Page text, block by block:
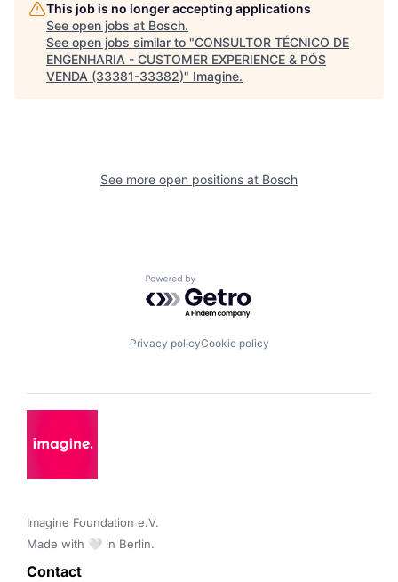
This job is no longer accepting applications
See open jobs at Bosch.
See open jobs similar to "CONSULTOR TÉCNICO DE
ENGENHARIA - CUSTOMER EXPERIENCE & PÓS
VENDA (33381-33382)" Imagine.
See more open positions at Bosch
Powered by Getro.com
Privacy policyCookie policy
Imagine Foundation e.V.
Made with 🤍 in Berlin.
Contact